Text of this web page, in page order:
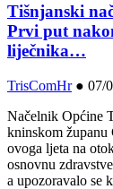
Tišnjanski
Prvi put
liječnika…
TrisComHr● 07/
Načelnik Općine
kninskom županu
ovoga ljeta na
osnovnu
a upozoravalo se